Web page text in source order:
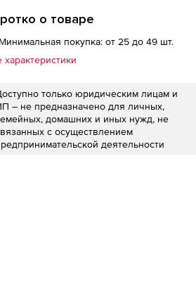
о товаре
Минимальная покупка: от 25 до 49 шт.
характеристики
только юридическим лицам и
– не предназначено для личных,
домашних и иных нужд, не
с осуществлением
деятельности